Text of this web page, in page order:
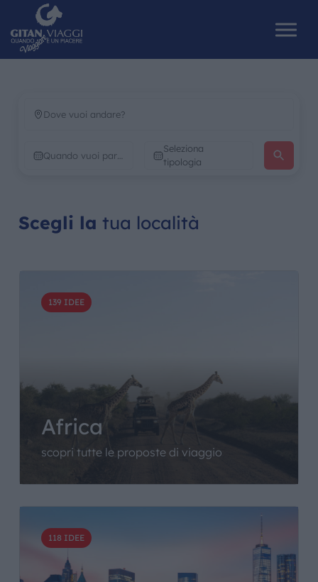
Seleziona
tipologia
CHI SIAMO
CATALOGHI
Scegli la tua località
139 IDEE
Africa
scopri tutte le proposte di viaggio
118 IDEE